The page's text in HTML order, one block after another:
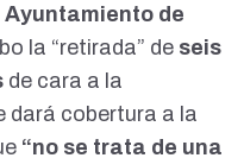
Ayuntamiento de
la “retirada” de seis
de cara a la
dará cobertura a la
“no se trata de una